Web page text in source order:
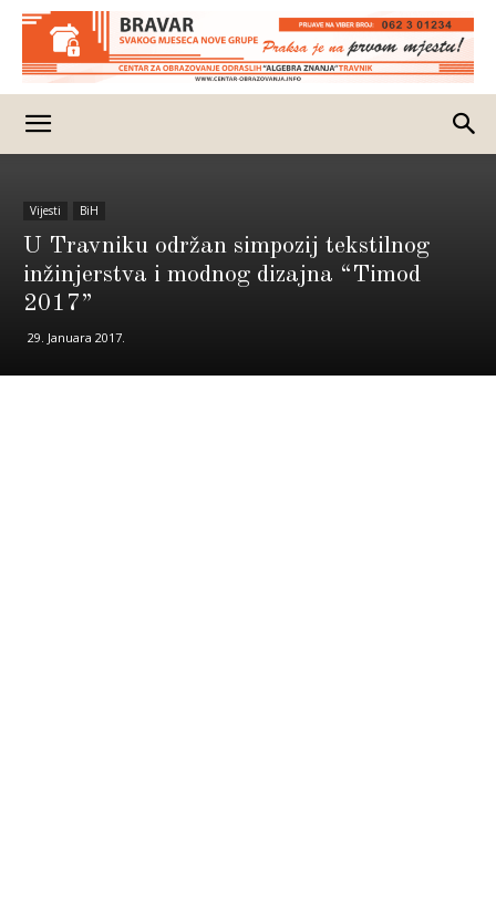
Vijesti BiH
U Travniku održan simpozij tekstilnog
inžinjerstva i modnog dizajna “Timod
2017”
29. Januara 2017.